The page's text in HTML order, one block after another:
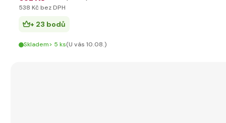
538 Kč bez DPH
+ 23 bodů
Skladem> 5 ks(U vás 10.08.)